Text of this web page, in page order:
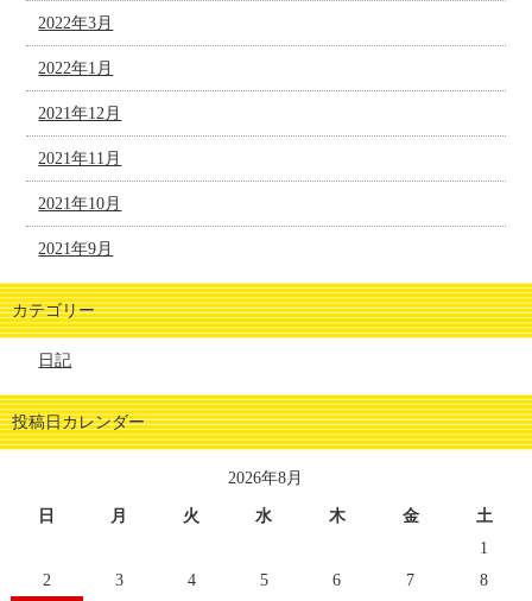
2022年3月
2022年1月
2021年12月
2021年11月
2021年10月
2021年9月
カテゴリー
日記
投稿日カレンダー
2026年8月
日 月 火 水 木 金
土
1
2
3 4 5 6 7 8